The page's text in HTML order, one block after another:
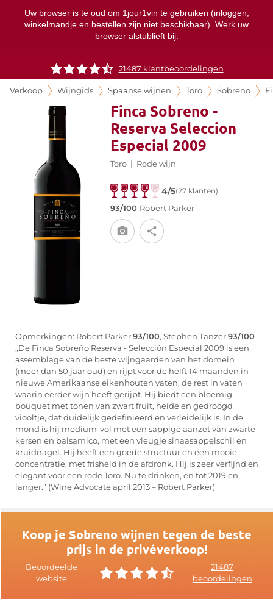
Uw browser is te oud om 1jour1vin te gebruiken (inloggen,
winkelmandje en bestellen zijn niet beschikbaar). Werk uw
browser alstublieft bij.
21487 klantbeoordelingen
Verkoop Wijngids Spaanse wijnen Toro Sobreno
Finca Sobreno -
Reserva Seleccion
Especial 2009
Toro | Rode wijn
4/5(27 klanten)
93/100 Robert Parker
Opmerkingen: Robert Parker 93/100, Stephen Tanzer 93/100
„De Finca Sobreño Reserva - Selección Especial 2009 is een
assemblage van de beste wijngaarden van het domein
(meer dan 50 jaar oud) en rijpt voor de helft 14 maanden in
nieuwe Amerikaanse eikenhouten vaten, de rest in vaten
waarin eerder wijn heeft gerijpt. Hij biedt een bloemig
bouquet met tonen van zwart fruit, heide en gedroogd
viooltje, dat duidelijk gedefinieerd en verleidelijk is. In de
mond is hij medium-vol met een sappige aanzet van zwarte
kersen en balsamico, met een vleugje sinaasappelschil en
kruidnagel. Hij heeft een goede structuur en een mooie
concentratie, met frisheid in de afdronk. Hij is zeer verfijnd en
elegant voor een rode Toro. Nu te drinken, en tot 2019 en
langer.” (Wine Advocate april 2013 – Robert Parker)
Koop je Sobreno wijnen tegen de beste
prijs in de privéverkoop!
Beoordeelde
website
21487
beoordelingen